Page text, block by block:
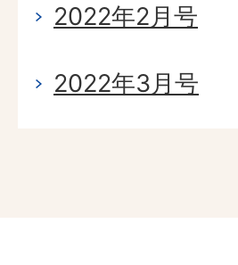
2022年2月号
2022年3月号